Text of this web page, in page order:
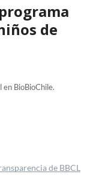
de
BioBioChile.
de BBCL